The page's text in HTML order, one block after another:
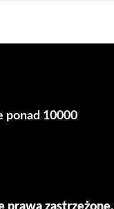
ponad 10000